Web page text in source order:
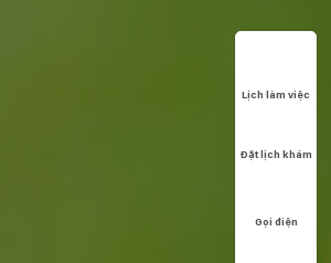
Lịch làm việc
Đặt lịch khám
Gọi điện